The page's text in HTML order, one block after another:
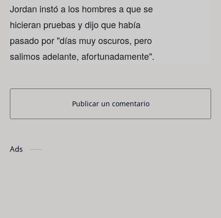
Jordan instó a los hombres a que se
hicieran pruebas y dijo que había
pasado por "días muy oscuros, pero
salimos adelante, afortunadamente".
Publicar un comentario
Ads